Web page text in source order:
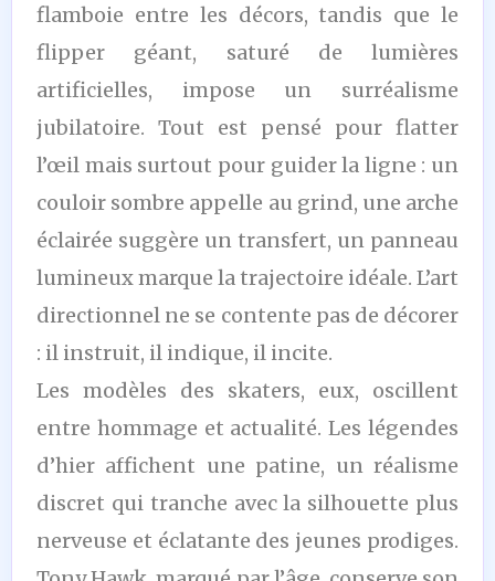
flamboie entre les décors, tandis que le
flipper géant, saturé de lumières
artificielles, impose un surréalisme
jubilatoire. Tout est pensé pour flatter
l’œil mais surtout pour guider la ligne : un
couloir sombre appelle au grind, une arche
éclairée suggère un transfert, un panneau
lumineux marque la trajectoire idéale. L’art
directionnel ne se contente pas de décorer
: il instruit, il indique, il incite.
Les modèles des skaters, eux, oscillent
entre hommage et actualité. Les légendes
d’hier affichent une patine, un réalisme
discret qui tranche avec la silhouette plus
nerveuse et éclatante des jeunes prodiges.